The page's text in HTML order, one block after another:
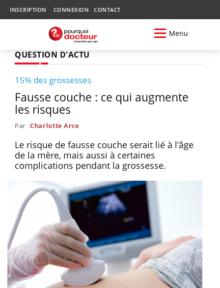
INSCRIPTION CONNEXION CONTACT
Menu
QUESTION D'ACTU
15% des grossesses
Fausse couche : ce qui augmente
les risques
Par Charlotte Arce
Le risque de fausse couche serait lié à l’âge
de la mère, mais aussi à certaines
complications pendant la grossesse.